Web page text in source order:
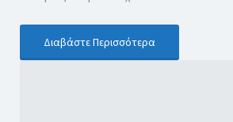
Διαβάστε Περισσότερα